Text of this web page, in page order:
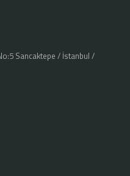
Sancaktepe / İstanbul /